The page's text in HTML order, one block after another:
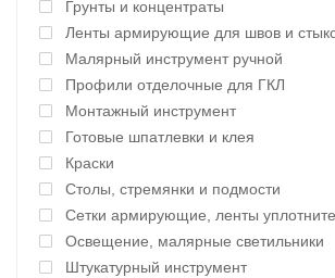
Грунты и концентраты
Ленты армирующие для швов и
Малярный инструмент ручной
Профили отделочные для ГКЛ
Монтажный инструмент
Готовые шпатлевки и клея
Краски
Столы, стремянки и подмости
Сетки армирующие, ленты
Освещение, малярные светильники
Штукатурный инструмент